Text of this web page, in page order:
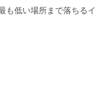
も低い場所まで落ちるイ